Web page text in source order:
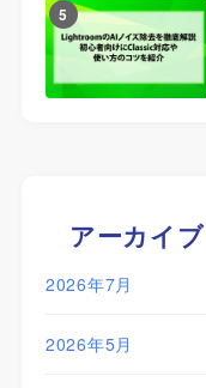
5
アーカイブ
2026年7月
2026年5月